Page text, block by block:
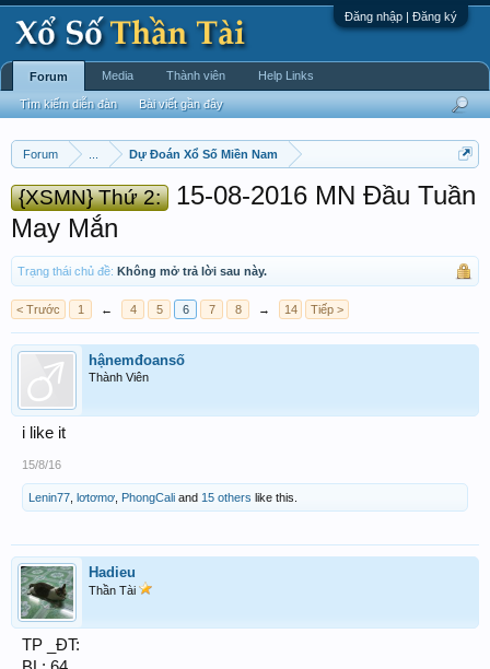
Đăng nhập | Đăng ký
Forum Dự Đoán Xổ Số Miền Nam
{XSMN} Thứ 2:
15-08-2016 MN Đầu Tuần
May Mắn
Trạng thái chủ đề: Không mở trả lời sau này.
< Trước 1 ← 4 5 6 7 8 → 14 Tiếp >
hậnemđoansố
Thành Viên
i like it
15/8/16
Lenin77 lơtơmơ PhongCali and 15 others like this.
Hadieu
Thần Tài
TP _ĐT:
Forum
Tìm kiếm diễn đàn Bài viết gần đây
Media Thành viên Help Links